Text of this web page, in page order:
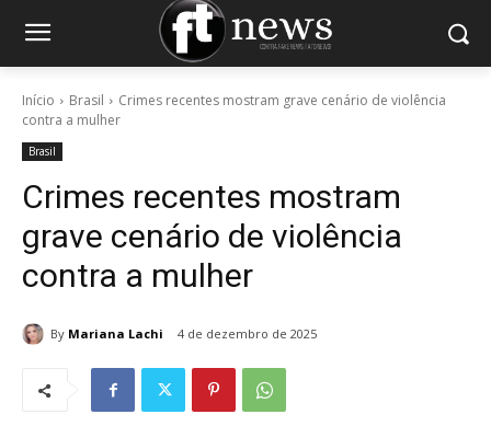
Início Brasil
Crimes recentes mostram grave cenário de violência
contra a mulher
Brasil
Crimes recentes mostram
grave cenário de violência
contra a mulher
By Mariana Lachi 4 de dezembro de 2025